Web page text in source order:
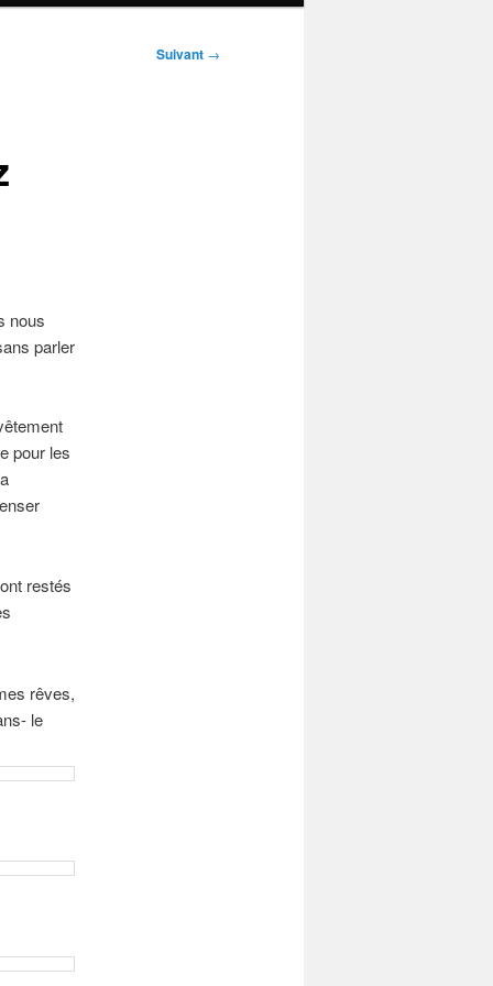
Suivant →
nous
parler
pour les
restés
rêves,
le